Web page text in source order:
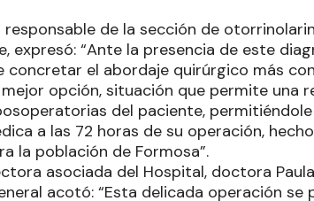
de la sección de
expresó: “Ante la presencia de este
concretar el abordaje quirúrgico más
opción, situación que permite una
del paciente,
a las 72 horas de su operación,
la población de Formosa”.
asociada del Hospital, doctora
acotó: “Esta delicada operación